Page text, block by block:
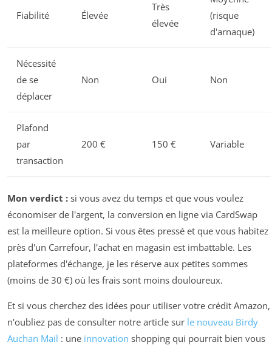
Fiabilité Élevée
Très
élevée
(risque
d'arnaque)
Nécessité
de se
déplacer
Non Oui Non
Plafond
par
transaction
200 € 150 € Variable
Mon verdict : si vous avez du temps et que vous voulez
économiser de l'argent, la conversion en ligne via CardSwap
est la meilleure option. Si vous êtes pressé et que vous habitez
près d'un Carrefour, l'achat en magasin est imbattable. Les
plateformes d'échange, je les réserve aux petites sommes
(moins de 30 €) où les frais sont moins douloureux.
Et si vous cherchez des idées pour utiliser votre crédit Amazon,
n'oubliez pas de consulter notre article sur le nouveau Birdy
Auchan Mail : une innovation shopping qui pourrait bien vous